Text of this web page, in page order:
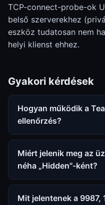
TCP-connect-probe-ok
belső szerverekhez
eszköz tudatosan nem
helyi klienst ehhez.
Gyakori kérdések
Hogyan működik a
ellenőrzés?
Miért jelenik meg az
néha „Hidden"-ként?
Mit jelentenek a